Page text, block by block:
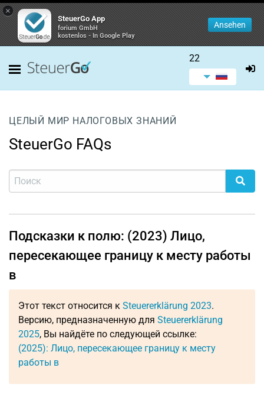
×
SteuerGo App
forium GmbH
kostenlos - In Google Play
Ansehen
22
ЦЕЛЫЙ МИР НАЛОГОВЫХ ЗНАНИЙ
SteuerGo FAQs
Подсказки к полю: (2023) Лицо,
пересекающее границу к месту работы
в
Этот текст относится к Steuererklärung 2023.
Версию, предназначенную для Steuererklärung
2025, Вы найдёте по следующей ссылке:
(2025): Лицо, пересекающее границу к месту
работы в